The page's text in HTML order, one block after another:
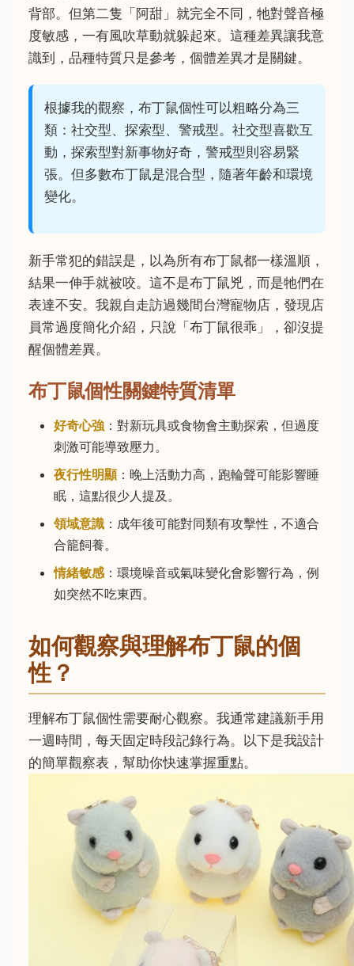
背部。但第二隻「阿甜」就完全不同，牠對聲音極
度敏感，一有風吹草動就躲起來。這種差異讓我意
識到，品種特質只是參考，個體差異才是關鍵。
根據我的觀察，布丁鼠個性可以粗略分為三
類：社交型、探索型、警戒型。社交型喜歡互
動，探索型對新事物好奇，警戒型則容易緊
張。但多數布丁鼠是混合型，隨著年齡和環境
變化。
新手常犯的錯誤是，以為所有布丁鼠都一樣溫順，
結果一伸手就被咬。這不是布丁鼠兇，而是牠們在
表達不安。我親自走訪過幾間台灣寵物店，發現店
員常過度簡化介紹，只說「布丁鼠很乖」，卻沒提
醒個體差異。
布丁鼠個性關鍵特質清單
好奇心強 ：對新玩具或食物會主動探索，但過度
刺激可能導致壓力。
夜行性明顯：晚上活動力高，跑輪聲可能影響睡
眠，這點很少人提及。
領域意識 ：成年後可能對同類有攻擊性，不適合
合籠飼養。
情緒敏感：環境噪音或氣味變化會影響行為，例
如突然不吃東西。
如何觀察與理解布丁鼠的個
性？
理解布丁鼠個性需要耐心觀察。我通常建議新手用
一週時間，每天固定時段記錄行為。以下是我設計
的簡單觀察表，幫助你快速掌握重點。